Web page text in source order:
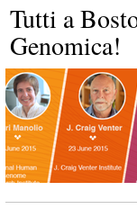
Tutti a
Genomica!